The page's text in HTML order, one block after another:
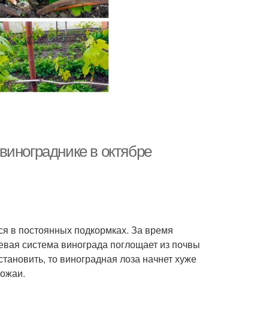
в октябре
в постоянных подкормках. За время
система винограда поглощает из почвы
то виноградная лоза начнет хуже